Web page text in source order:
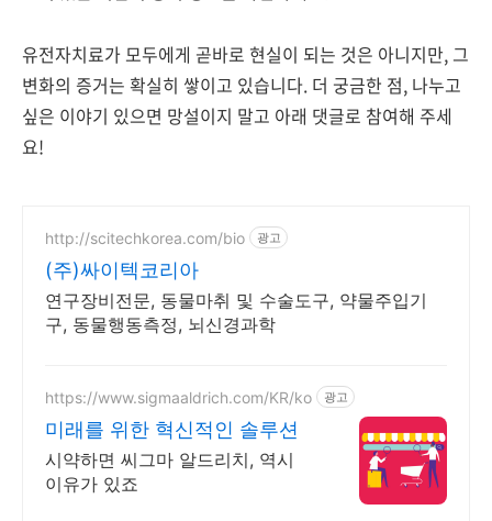
유전자치료가 모두에게 곧바로 현실이 되는 것은 아니지만, 그
변화의 증거는 확실히 쌓이고 있습니다. 더 궁금한 점, 나누고
싶은 이야기 있으면 망설이지 말고 아래 댓글로 참여해 주세
요!
http://scitechkorea.com/bio 광고
(주)싸이텍코리아
연구장비전문, 동물마취 및 수술도구, 약물주입기
구, 동물행동측정, 뇌신경과학
https://www.sigmaaldrich.com/KR/ko 광고
미래를 위한 혁신적인 솔루션
시약하면 씨그마 알드리치, 역시
이유가 있죠